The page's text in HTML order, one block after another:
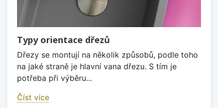
Typy orientace dřezů
Dřezy se montují na několik způsobů, podle toho
na jaké straně je hlavní vana dřezu. S tím je
potřeba při výběru...
Číst více